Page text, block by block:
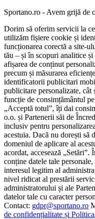
Sportano.ro - Avem grijă de
Dorim să oferim servicii la
utilizăm fișiere cookie și
funcționarea corectă a site-
tău – și în scopuri analitice și
afișarea de conținut
precum și măsurarea
identificatorii publicitari
publicitare personalizate, cât
funcție de consimțământul
„Acceptă totul”, îți dai
o.o. și Partenerii săi de
inclusiv pentru
acestuia. Dacă nu dorești să
domeniul de aplicare al
acordat, accesează
conține datele tale
interesul legitim al
nivel ridicat al prestării
administratorului și ale
datelor tale cu caracter
Contact: gdpr@sportano.ro
de confidențialitate și